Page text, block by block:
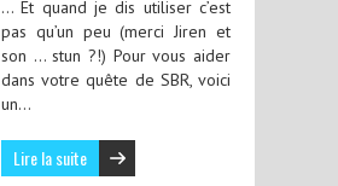
… Et quand je dis utiliser c’est
pas qu’un peu (merci Jiren et
son … stun ?!) Pour vous aider
dans votre quête de SBR, voici
un…
Lire la suite